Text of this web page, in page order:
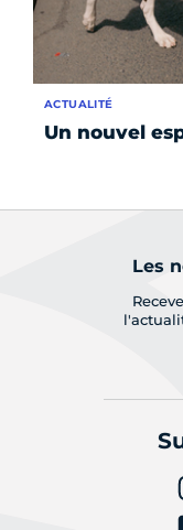
Un nouvel
ACTUALITÉ
Les